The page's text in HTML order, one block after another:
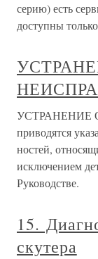
серию) есть
доступны только
УСТРАНЕНИЕ
приводятся
ностей,
исключением
Руководстве.
15.
скутера